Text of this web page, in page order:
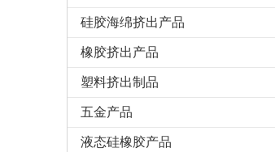
硅胶海绵挤出产品
橡胶挤出产品
塑料挤出制品
五金产品
液态硅橡胶产品